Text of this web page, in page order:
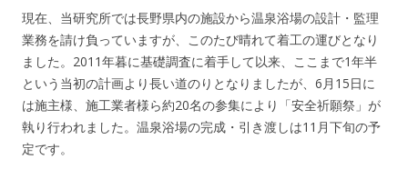
現在、当研究所では長野県内の施設から温泉浴場の設計・監理
業務を請け負っていますが、このたび晴れて着工の運びとなり
ました。2011年暮に基礎調査に着手して以来、ここまで1年半
という当初の計画より長い道のりとなりましたが、6月15日に
は施主様、施工業者様ら約20名の参集により「安全祈願祭」が
執り行われました。温泉浴場の完成・引き渡しは11月下旬の予
定です。